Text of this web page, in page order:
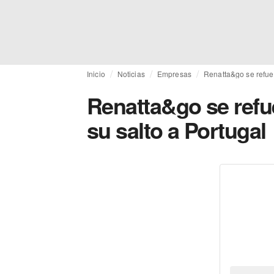
Inicio Noticias Empresas Renatta&go se
Renatta&go se
su salto a Portugal